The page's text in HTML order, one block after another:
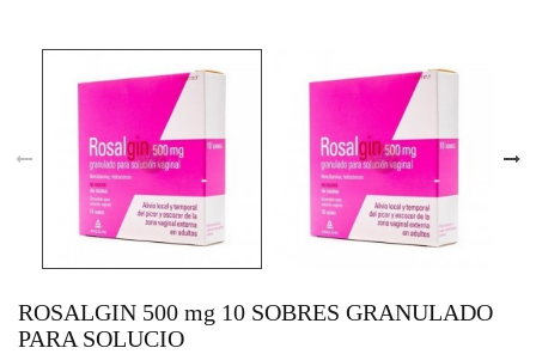
ROSALGIN 500 mg 10 SOBRES GRANULADO
PARA SOLUCIO